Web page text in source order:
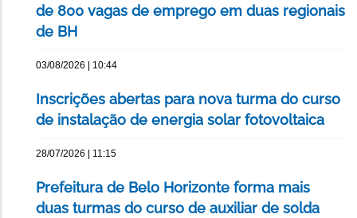
de 800 vagas de emprego em duas regionais
de BH
03/08/2026 | 10:44
Inscrições abertas para nova turma do curso
de instalação de energia solar fotovoltaica
28/07/2026 | 11:15
Prefeitura de Belo Horizonte forma mais
duas turmas do curso de auxiliar de solda